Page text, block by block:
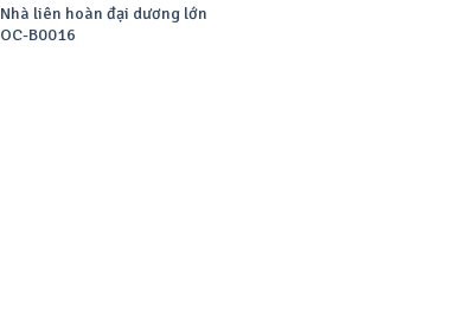
Nhà liên hoàn đại dương lớn
OC-B0016